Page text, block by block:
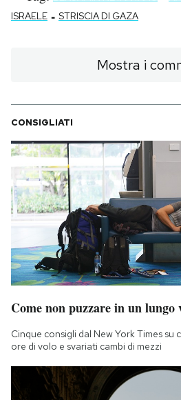
ISRAELE - STRISCIA DI GAZA
Mostra i
CONSIGLIATI
Come non puzzare in un lungo
Cinque consigli dal New York Times su
ore di volo e svariati cambi di mezzi